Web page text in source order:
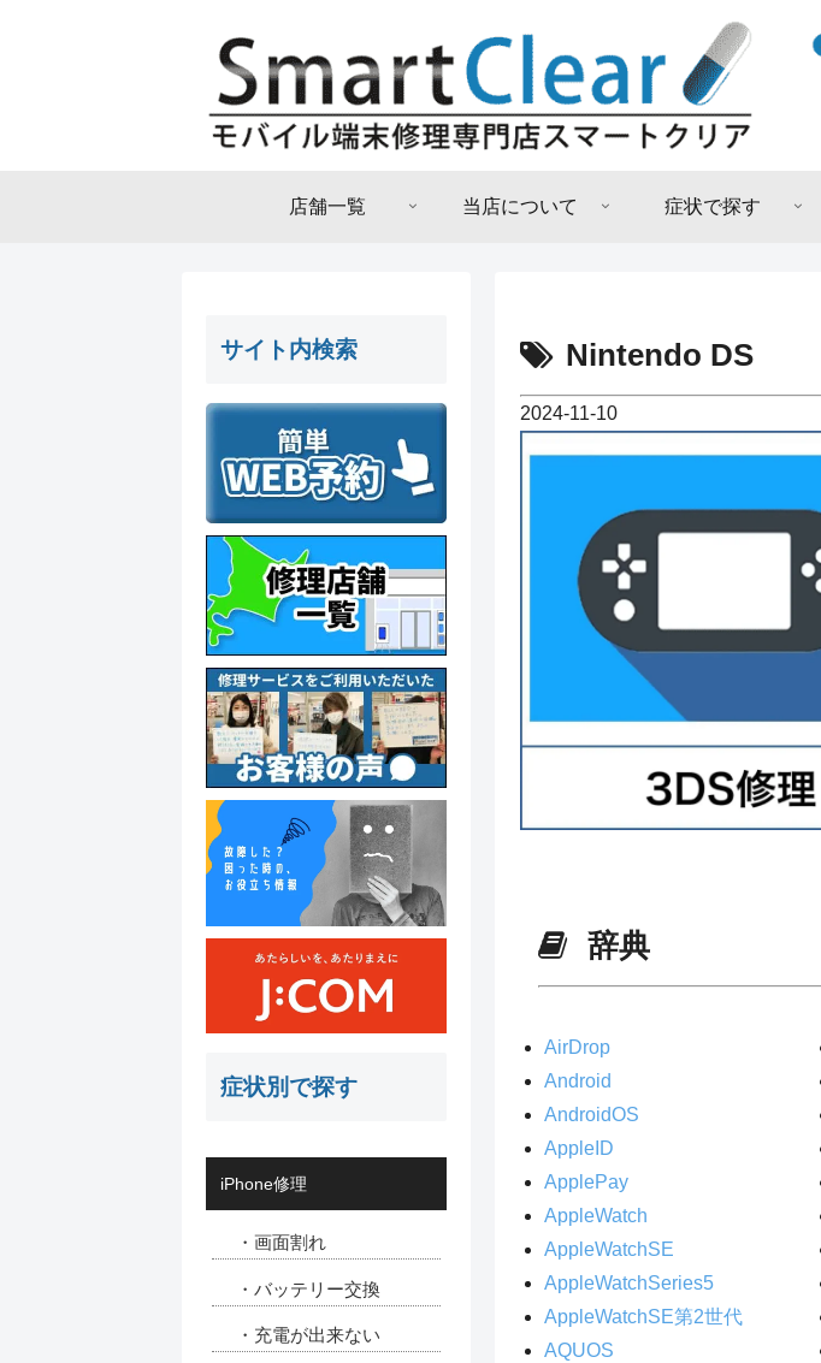
店舗一覧 当店について 症状で探す
Nintendo DS
2024-11-10
辞典
AirDrop
Android
AndroidOS
AppleID
ApplePay
AppleWatch
AppleWatchSE
AppleWatchSeries5
AppleWatchSE第2世代
AQUOS
サイト内検索
症状別で探す
iPhone修理
・画面割れ
・バッテリー交換
・充電が出来ない